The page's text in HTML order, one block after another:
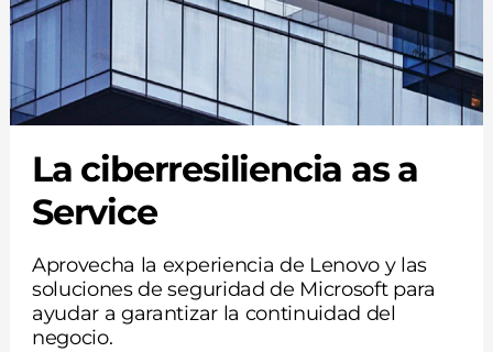
La ciberresiliencia as a
Service
Aprovecha la experiencia de Lenovo y las
soluciones de seguridad de Microsoft para
ayudar a garantizar la continuidad del
negocio.